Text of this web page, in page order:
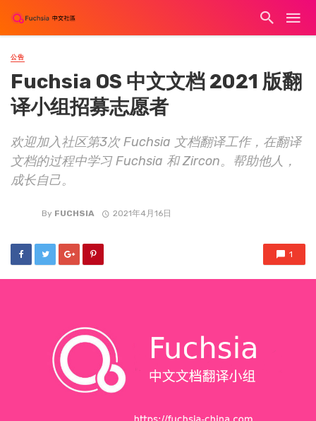
公告
Fuchsia OS 中文文档 2021 版翻
译小组招募志愿者
欢迎加入社区第3次 Fuchsia 文档翻译工作，在翻译
文档的过程中学习 Fuchsia 和 Zircon。帮助他人，
成长自己。
By FUCHSIA 2021年4月16日
1